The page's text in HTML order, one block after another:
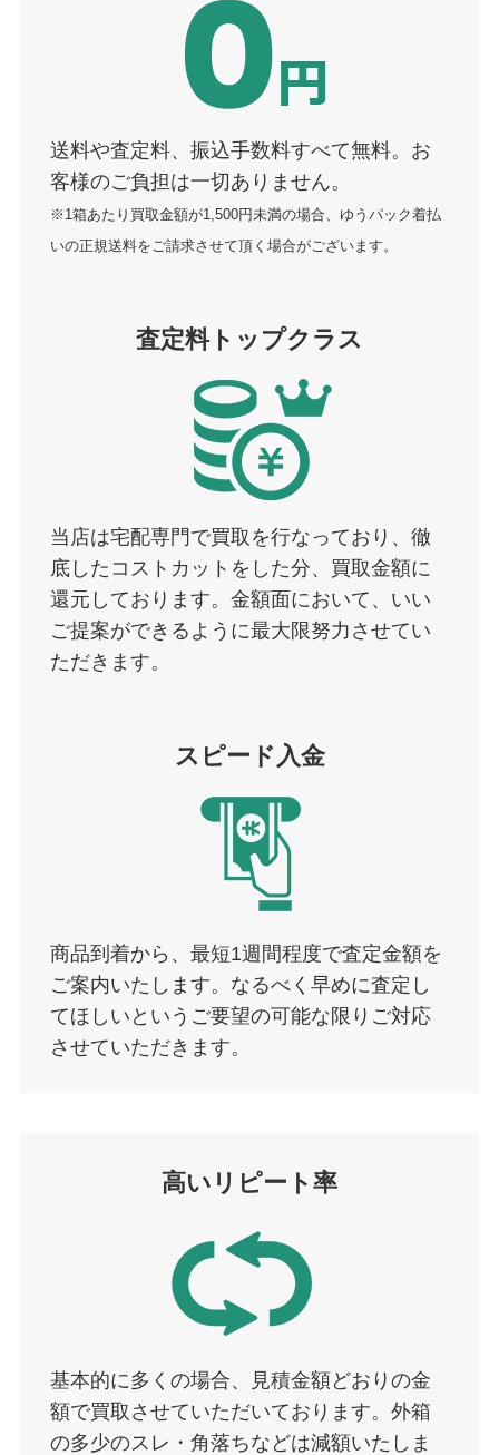
送料や査定料、振込手数料すべて無料。お
客様のご負担は一切ありません。
※1箱あたり買取金額が1,500円未満の場合、ゆうパック着払
いの正規送料をご請求させて頂く場合がございます。
査定料トップクラス
当店は宅配専門で買取を行なっており、徹
底したコストカットをした分、買取金額に
還元しております。金額面において、いい
ご提案ができるように最大限努力させてい
ただきます。
スピード入金
商品到着から、最短1週間程度で査定金額を
ご案内いたします。なるべく早めに査定し
てほしいというご要望の可能な限りご対応
させていただきます。
高いリピート率
基本的に多くの場合、見積金額どおりの金
額で買取させていただいております。外箱
の多少のスレ・角落ちなどは減額いたしま